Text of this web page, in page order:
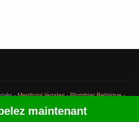
-Mentions légales-Plombier Belgique-
maintenant